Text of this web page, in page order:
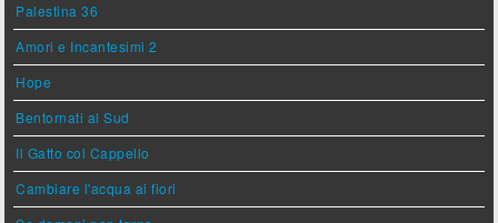
Palestina 36
Amori e Incantesimi 2
Hope
Bentornati al Sud
Il Gatto col Cappello
Cambiare l'acqua ai fiori